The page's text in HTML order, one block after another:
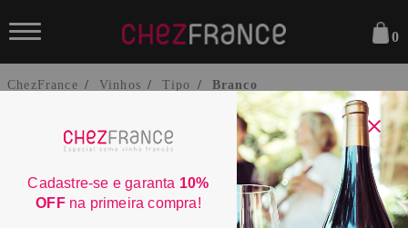
0
ChezFrance Vinhos Tipo Branco
Cadastre-se e garanta 10%
OFFna primeira compra!